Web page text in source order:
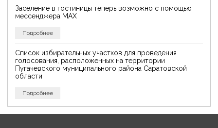
Заселение в гостиницы теперь возможно с помощью
мессенджера MAX
Подробнее
Список избирательных участков для проведения
голосования, расположенных на территории
Пугачевского муниципального района Саратовской
области
Подробнее